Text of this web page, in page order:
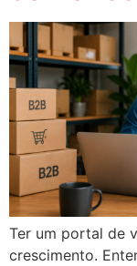
Ter um portal de
crescimento.